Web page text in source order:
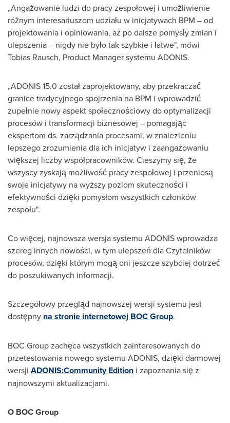
„Angażowanie ludzi do pracy zespołowej i umożliwienie
różnym interesariuszom udziału w inicjatywach BPM – od
projektowania i opiniowania, aż po dalsze pomysły zmian i
ulepszenia – nigdy nie było tak szybkie i łatwe", mówi
Tobias Rausch, Product Manager systemu ADONIS.
„ADONIS 15.0 został zaprojektowany, aby przekraczać
granice tradycyjnego spojrzenia na BPM i wprowadzić
zupełnie nowy aspekt społecznościowy do optymalizacji
procesów i transformacji biznesowej – pomagając
ekspertom ds. zarządzania procesami, w znalezieniu
lepszego zrozumienia dla ich inicjatyw i zaangażowaniu
większej liczby współpracowników. Cieszymy się, że
wszyscy zyskają możliwość pracy zespołowej i przeniosą
swoje inicjatywy na wyższy poziom skuteczności i
efektywności dzięki pomysłom wszystkich członków
zespołu".
Co więcej, najnowsza wersja systemu ADONIS wprowadza
szereg innych nowości, w tym ulepszeń dla Czytelników
procesów, dzięki którym mogą oni jeszcze szybciej dotrzeć
do poszukiwanych informacji.
Szczegółowy przegląd najnowszej wersji systemu jest
dostępny na stronie internetowej BOC Group.
BOC Group zachęca wszystkich zainteresowanych do
przetestowania nowego systemu ADONIS, dzięki darmowej
wersji ADONIS:Community Edition i zapoznania się z
najnowszymi aktualizacjami.
O BOC Group